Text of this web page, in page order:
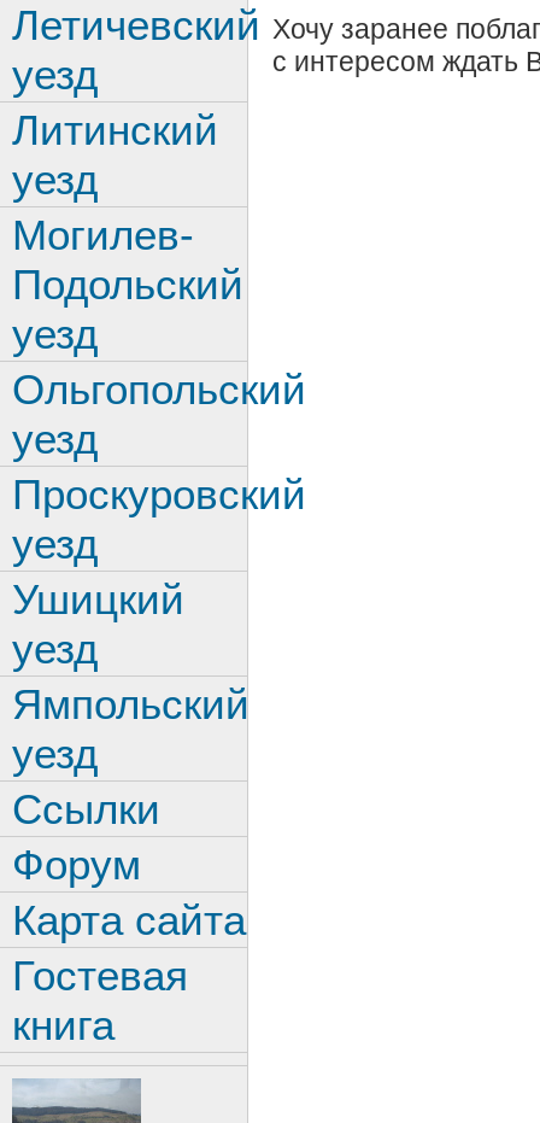
Хочу заранее
с интересом ждать
Летичевский
уезд
Литинский
уезд
Могилев-
Подольский
уезд
Ольгопольский
уезд
Проскуровский
уезд
Ушицкий
уезд
Ямпольский
уезд
Ссылки
Форум
Карта сайта
Гостевая
книга